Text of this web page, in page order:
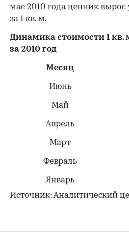
мае 2010 года ценник вырос
за 1 кв. м.
Динамика стоимости 1 кв.
за 2010 год
Месяц
Июнь
Май
Апрель
Март
Февраль
Январь
Источник: Аналитический